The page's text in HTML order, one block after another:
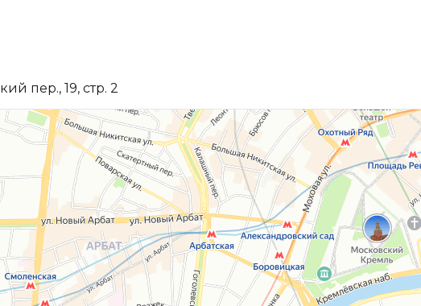
пер., 19, стр. 2